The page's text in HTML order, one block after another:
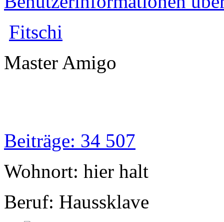
Fitschi
Master Amigo
Beiträge: 34 507
Wohnort: hier halt
Beruf: Haussklave